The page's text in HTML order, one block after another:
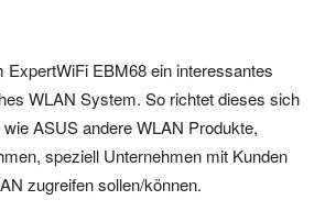
ExpertWiFi EBM68 ein interessantes
WLAN System. So richtet dieses sich
ASUS andere WLAN Produkte,
speziell Unternehmen mit Kunden
zugreifen sollen/können.